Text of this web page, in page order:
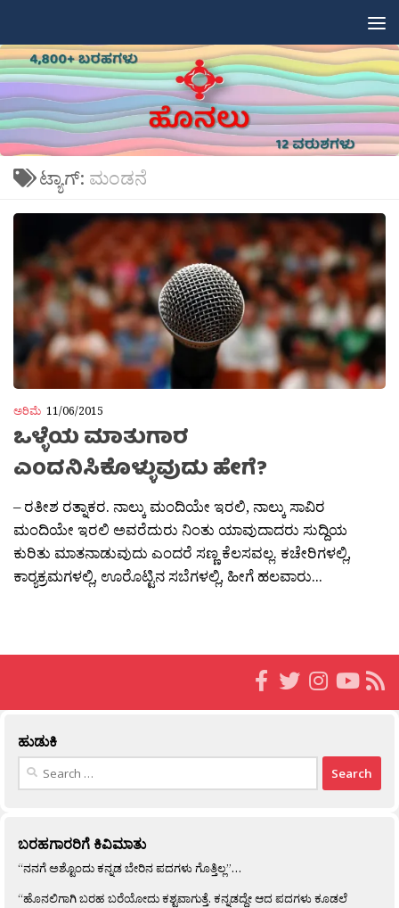
ಟ್ಯಾಗ್: ಮಂಡನೆ
ಅರಿಮೆ 11/06/2015
ಒಳ್ಳೆಯ ಮಾತುಗಾರ
ಎಂದನಿಸಿಕೊಳ್ಳುವುದು ಹೇಗೆ?
– ರತೀಶ ರತ್ನಾಕರ. ನಾಲ್ಕು ಮಂದಿಯೇ ಇರಲಿ, ನಾಲ್ಕು ಸಾವಿರ
ಮಂದಿಯೇ ಇರಲಿ ಅವರೆದುರು ನಿಂತು ಯಾವುದಾದರು ಸುದ್ದಿಯ
ಕುರಿತು ಮಾತನಾಡುವುದು ಎಂದರೆ ಸಣ್ಣ ಕೆಲಸವಲ್ಲ. ಕಚೇರಿಗಳಲ್ಲಿ,
ಕಾರ‍್ಯಕ್ರಮಗಳಲ್ಲಿ, ಊರೊಟ್ಟಿನ ಸಬೆಗಳಲ್ಲಿ, ಹೀಗೆ ಹಲವಾರು...
ಹುಡುಕಿ
Search
ಬರಹಗಾರರಿಗೆ ಕಿವಿಮಾತು
“ನನಗೆ ಅಶ್ಟೊಂದು ಕನ್ನಡ ಬೇರಿನ ಪದಗಳು ಗೊತ್ತಿಲ್ಲ”…
“ಹೊನಲಿಗಾಗಿ ಬರಹ ಬರೆಯೋದು ಕಶ್ಟವಾಗುತ್ತೆ. ಕನ್ನಡದ್ದೇ ಆದ ಪದಗಳು ಕೂಡಲೆ